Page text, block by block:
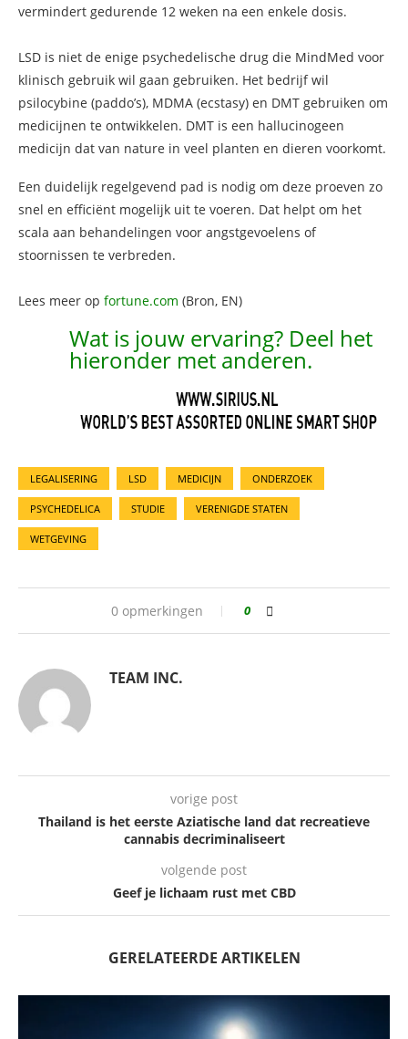
vermindert gedurende 12 weken na een enkele dosis.
LSD is niet de enige psychedelische drug die MindMed voor
klinisch gebruik wil gaan gebruiken. Het bedrijf wil
psilocybine (paddo’s), MDMA (ecstasy) en DMT gebruiken om
medicijnen te ontwikkelen. DMT is een hallucinogeen
medicijn dat van nature in veel planten en dieren voorkomt.
Een duidelijk regelgevend pad is nodig om deze proeven zo
snel en efficiënt mogelijk uit te voeren. Dat helpt om het
scala aan behandelingen voor angstgevoelens of
stoornissen te verbreden.
Lees meer op fortune.com (Bron, EN)
Wat is jouw ervaring? Deel het
hieronder met anderen.
LEGALISERING LSD MEDICIJN ONDERZOEK
PSYCHEDELICA STUDIE VERENIGDE STATEN
WETGEVING
0 opmerkingen 0
TEAM INC.
vorige post
Thailand is het eerste Aziatische land dat recreatieve
cannabis decriminaliseert
volgende post
Geef je lichaam rust met CBD
GERELATEERDE ARTIKELEN